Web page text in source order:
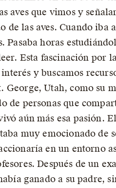
aves que vimos y
de las aves. Cuando
horas
Esta fascinación por
y buscamos
George, Utah, como su
de personas que
aún más esa pasión.
muy emocionado de
en un entorno
Después de un
ganado a su padre,